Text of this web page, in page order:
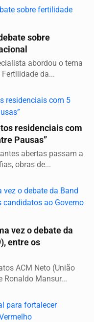
sobre
abordou o tema
da...
residenciais com
Pausas”
abertas passam a
obras de...
vez o debate da
entre os
ACM Neto (União
Ronaldo Mansur...